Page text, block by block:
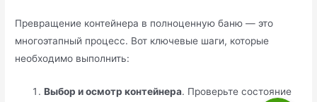
Превращение контейнера в полноценную баню — это
многоэтапный процесс. Вот ключевые шаги, которые
необходимо выполнить:
Выбор и осмотр контейнера. Проверьте состояние